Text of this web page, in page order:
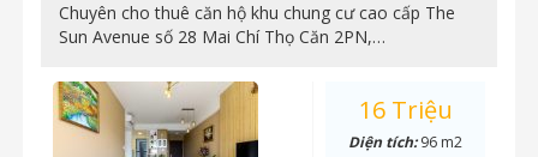
Chuyên cho thuê căn hộ khu chung cư cao cấp The
Sun Avenue số 28 Mai Chí Thọ Căn 2PN,…
16 Triệu
Diện tích:96 m2